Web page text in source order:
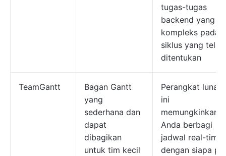
tugas-tugas
backend yang
kompleks pada
siklus yang telah
ditentukan
TeamGantt
Bagan Gantt
yang
sederhana dan
dapat
dibagikan
untuk tim kecil
Perangkat lunak
ini
memungkinkan
Anda berbagi
jadwal real-time
dengan siapa